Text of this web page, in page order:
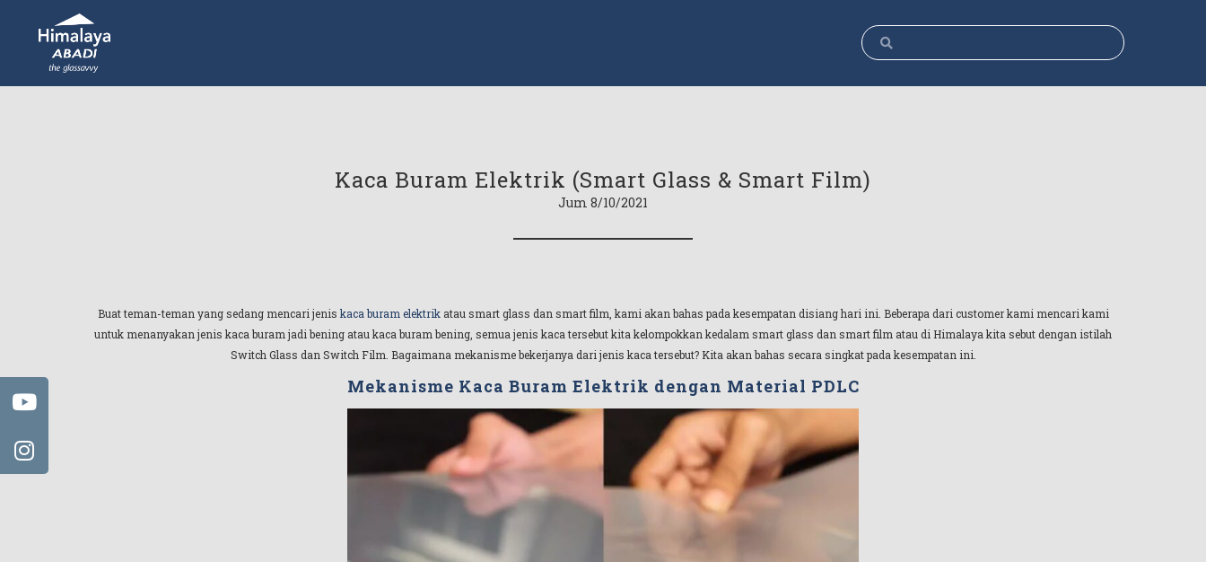
Kaca Buram Elektrik (Smart Glass & Smart Film)
Jum 8/10/2021
Buat teman-teman yang sedang mencari jenis kaca buram elektrikatau smart glass dan smart film, kami akan bahas pada kesempatan disiang hari ini. Beberapa dari customer kami mencari kami
untuk menanyakan jenis kaca buram jadi bening atau kaca buram bening, semua jenis kaca tersebut kita kelompokkan kedalam smart glass dan smart film atau di Himalaya kita sebut dengan istilah
Switch Glass dan Switch Film. Bagaimana mekanisme bekerjanya dari jenis kaca tersebut? Kita akan bahas secara singkat pada kesempatan ini.
Mekanisme Kaca Buram Elektrik dengan Material PDLC